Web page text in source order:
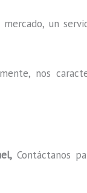
un
nos
Contáctanos